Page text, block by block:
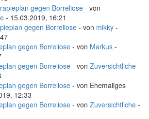
gegen Borreliose - von
- 15.03.2019, 16:21
gegen Borreliose - von mikky -
gegen Borreliose - von Markus -
gegen Borreliose - von Zuversichtliche -
gegen Borreliose - von Ehemaliges
12:33
gegen Borreliose - von Zuversichtliche -